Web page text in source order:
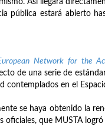
pública estará abierto
Network for the
de una serie de
en el
se haya obtenido la
oficiales, que MUSTA